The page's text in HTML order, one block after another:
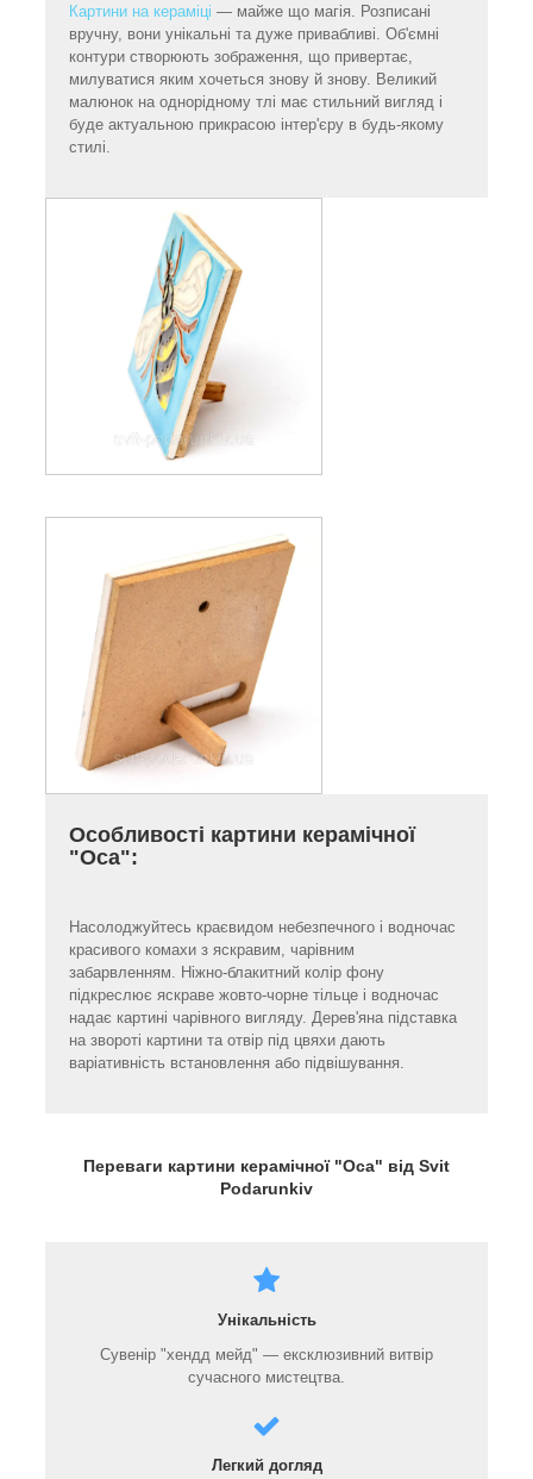
Картини на кераміці — майже що магія. Розписані
вручну, вони унікальні та дуже привабливі. Об'ємні
контури створюють зображення, що привертає,
милуватися яким хочеться знову й знову. Великий
малюнок на однорідному тлі має стильний вигляд і
буде актуальною прикрасою інтер'єру в будь-якому
стилі.
Особливості картини керамічної
"Оса":
Насолоджуйтесь краєвидом небезпечного і водночас
красивого комахи з яскравим, чарівним
забарвленням. Ніжно-блакитний колір фону
підкреслює яскраве жовто-чорне тільце і водночас
надає картині чарівного вигляду. Дерев'яна підставка
на звороті картини та отвір під цвяхи дають
варіативність встановлення або підвішування.
Переваги картини керамічної "Оса" від Svit
Podarunkiv
Унікальність
Сувенір "хендд мейд" — ексклюзивний витвір
сучасного мистецтва.
Легкий догляд